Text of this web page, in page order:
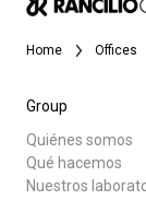
Home Offices
Group
Quiénes somos
Qué hacemos
Nuestros
Noticias
Descargar
Más
Política de